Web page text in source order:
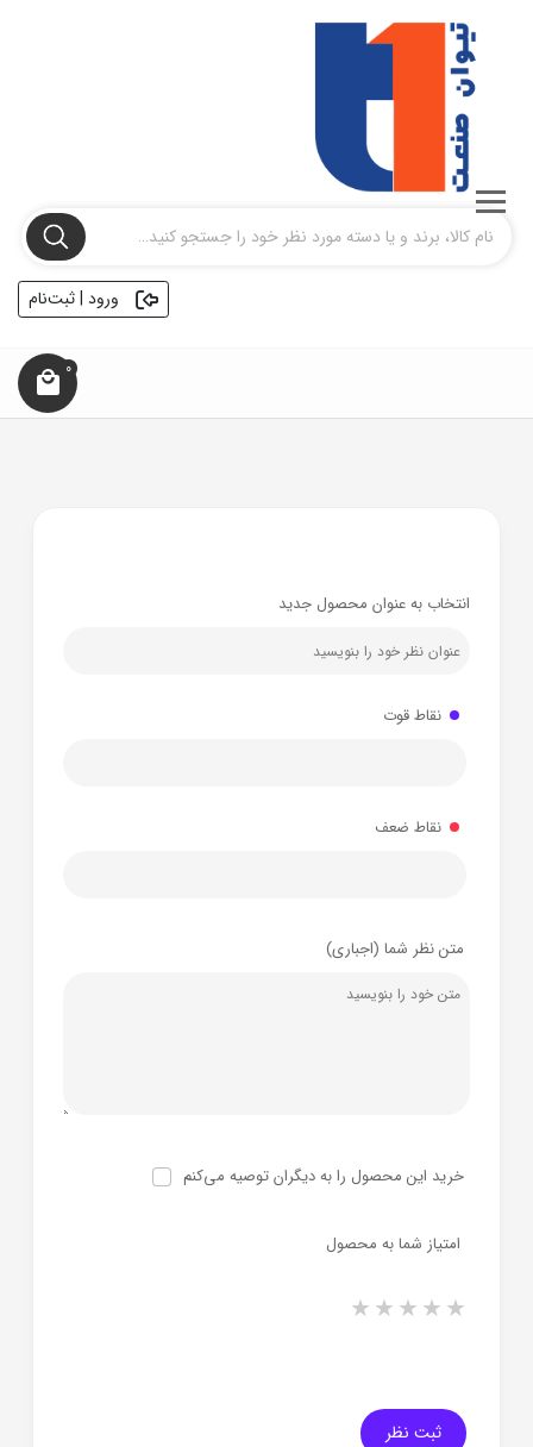
ورود | ثبت‌نام
0
انتخاب به عنوان محصول جدید
نقاط قوت
نقاط ضعف
متن نظر شما (اجباری)
خرید این محصول را به دیگران توصیه می‌کنم
امتیاز شما به محصول
5 stars
4 stars
3 stars
2 stars
ثبت نظر